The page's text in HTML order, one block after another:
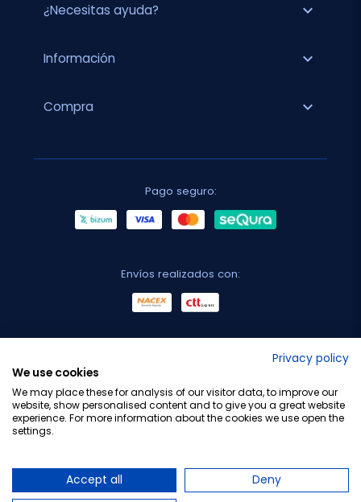
¿Necesitas ayuda? expand_more
Información expand_more
Compra expand_more
Pago seguro:
Envíos realizados con:
Privacy policy
We use cookies
We may place these for analysis of our visitor data, to improve our
website, show personalised content and to give you a great website
experience. For more information about the cookies we use open the
settings.
Accept all Deny